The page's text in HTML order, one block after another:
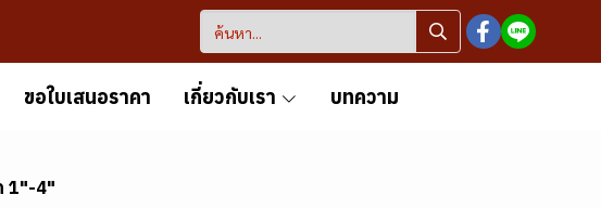
ขอใบเสนอราคา เกี่ยวกับเรา บทความ
1"-4"